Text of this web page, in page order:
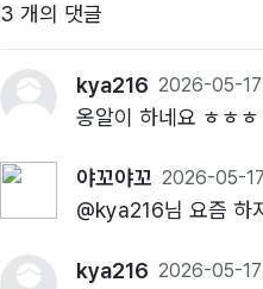
3 개의 댓글
kya216 2026-05-
옹알이 하네요 ㅎㅎㅎ
야꼬야꼬 2026-05-
@kya216님 요즘 하
kya216 2026-05-